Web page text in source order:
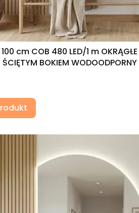
100 cm COB 480 LED/1 m OKRĄGŁE
ŚCIĘTYM BOKIEM